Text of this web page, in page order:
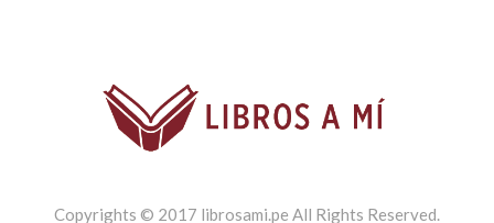
Copyrights © 2017 librosami.pe All Rights Reserved.